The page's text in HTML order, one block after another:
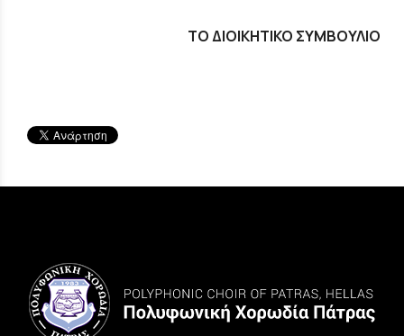
ΤΟ ΔΙΟΙΚΗΤΙΚΟ ΣΥΜΒΟΥΛΙΟ